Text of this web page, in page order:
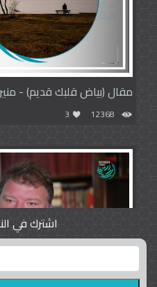
مقال (بياض قلبك قديم) -
12368
3
اشترك في